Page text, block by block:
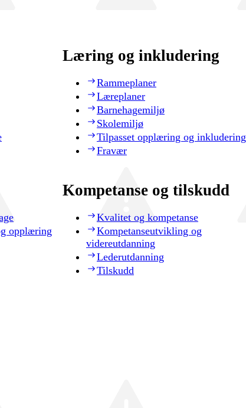
Læring og inkludering
Rammeplaner
Læreplaner
Barnehagemiljø
Skolemiljø
Tilpasset opplæring og inkludering
Fravær
opplæring
Kompetanse og tilskudd
Kvalitet og kompetanse
Kompetanseutvikling og
videreutdanning
Lederutdanning
Tilskudd